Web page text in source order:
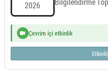
2026
Çevrim içi etkinlik